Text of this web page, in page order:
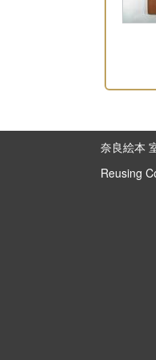
奈良絵本
Reusing